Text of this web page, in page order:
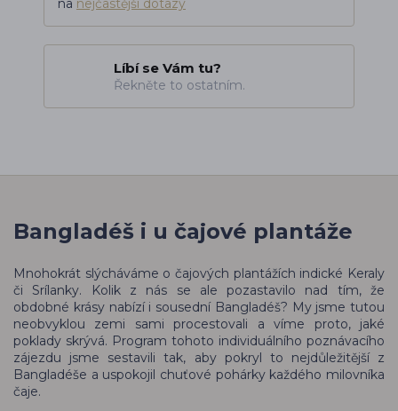
na nejčastější dotazy
Líbí se Vám tu?
Řekněte to ostatním.
Bangladéš i u čajové plantáže
Mnohokrát slýcháváme o čajových plantážích indické Keraly
či Srílanky. Kolik z nás se ale pozastavilo nad tím, že
obdobné krásy nabízí i sousední Bangladéš? My jsme tutou
neobvyklou zemi sami procestovali a víme proto, jaké
poklady skrývá. Program tohoto individuálního poznávacího
zájezdu jsme sestavili tak, aby pokryl to nejdůležitější z
Bangladéše a uspokojil chuťové pohárky každého milovníka
čaje.